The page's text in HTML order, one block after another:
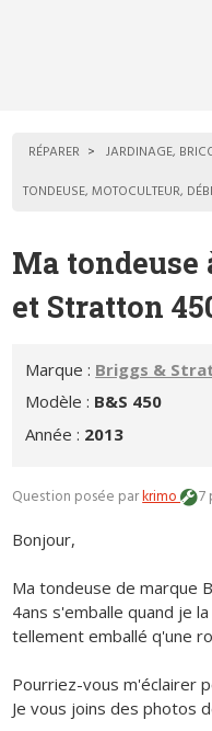
RÉPARER
JARDINAGE,
TONDEUSE, MOTOCULTEUR,
Ma tondeuse
et Stratton
Marque : Briggs &
Modèle : B&S 450
Année : 2013
Question posée parkrimo 7
Bonjour,
Ma tondeuse de marque
4ans s'emballe quand je
tellement emballé q'une
Pourriez-vous m'éclairer
Je vous joins des photos